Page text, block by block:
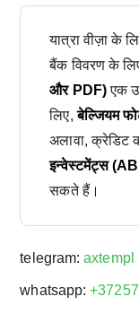
यात्रा वीज़ा के
बैंक विवरण के
और PDF)एक
लिए,बेल्जियम
अलावा, क्रेडिट
इन्वेस्टमेंट्स
सकते हैं।
telegram:axtempl
whatsapp: